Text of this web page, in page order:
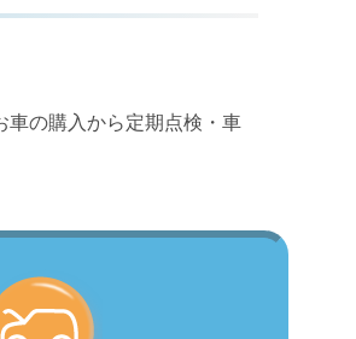
車の購入から定期点検・車